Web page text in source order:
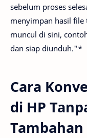
sebelum proses
menyimpan hasil file
muncul di sini,
dan siap diunduh."*
Cara
di HP
Tambahan